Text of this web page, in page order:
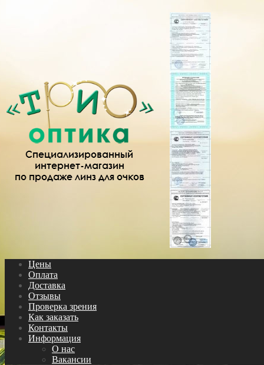
Цены
Оплата
Доставка
Отзывы
Проверка зрения
Как заказать
Контакты
Информация
О нас
Вакансии